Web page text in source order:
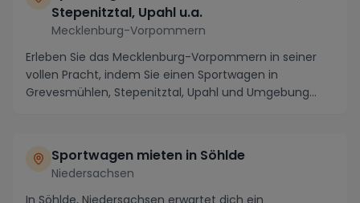
Stepenitztal, Upahl u.a.
Mecklenburg-Vorpommern
Erleben Sie das Mecklenburg-Vorpommern in seiner
vollen Pracht, indem Sie einen Sportwagen in
Grevesmühlen, Stepenitztal, Upahl und Umgebung
Sportwagen mieten in Söhlde
Niedersachsen